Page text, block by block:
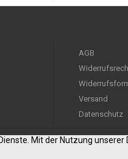
AGB
Versand
Datenschutz
Mit der Nutzung